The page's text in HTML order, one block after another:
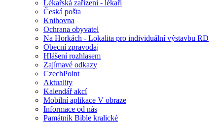
Lékařská zařízení - lékaři
Česká pošta
Knihovna
Ochrana obyvatel
Na Horkách - Lokalita pro individuální výstavbu RD
Obecní zpravodaj
Hlášení rozhlasem
Zajímavé odkazy
CzechPoint
Aktuality
Kalendář akcí
Mobilní aplikace V obraze
Informace od nás
Památník Bible kralické